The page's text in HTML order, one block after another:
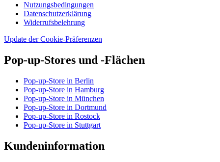
Nutzungsbedingungen
Datenschutzerklärung
Widerrufsbelehrung
Update der Cookie-Präferenzen
Pop-up-Stores und -Flächen
Pop-up-Store in Berlin
Pop-up-Store in Hamburg
Pop-up-Store in München
Pop-up-Store in Dortmund
Pop-up-Store in Rostock
Pop-up-Store in Stuttgart
Kundeninformation